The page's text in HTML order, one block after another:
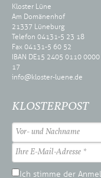
Kloster Lüne
Am Domänenhof
21337 Lüneburg
Telefon 04131-5 23 18
Fax 04131-5 60 52
IBAN DE15 2405 0110
17
info@kloster-luene.de
KLOSTERPOST
Ich stimme der